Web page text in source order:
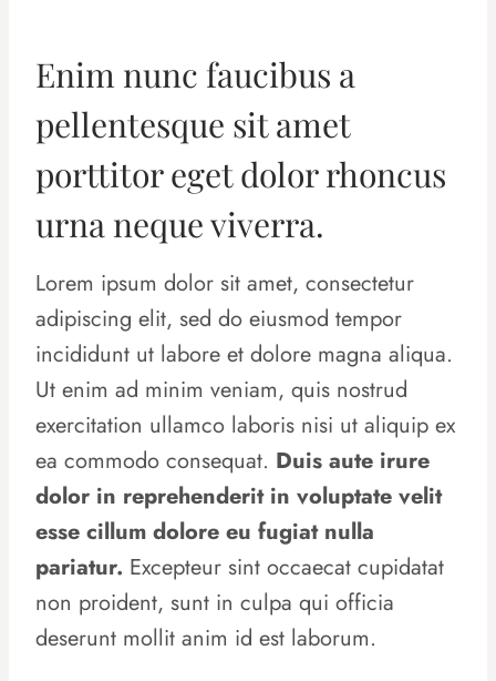
Enim nunc faucibus a
pellentesque sit amet
porttitor eget dolor rhoncus
urna neque viverra.
Lorem ipsum dolor sit amet, consectetur
adipiscing elit, sed do eiusmod tempor
incididunt ut labore et dolore magna aliqua.
Ut enim ad minim veniam, quis nostrud
exercitation ullamco laboris nisi ut aliquip ex
ea commodo consequat. Duis aute irure
dolor in reprehenderit in voluptate velit
esse cillum dolore eu fugiat nulla
pariatur. Excepteur sint occaecat cupidatat
non proident, sunt in culpa qui officia
deserunt mollit anim id est laborum.